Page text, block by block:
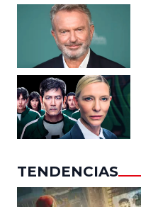
TENDENCIAS